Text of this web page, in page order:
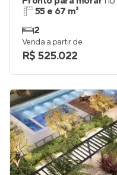
55 e 67 m²
2
Venda a partir de
R$ 525.022